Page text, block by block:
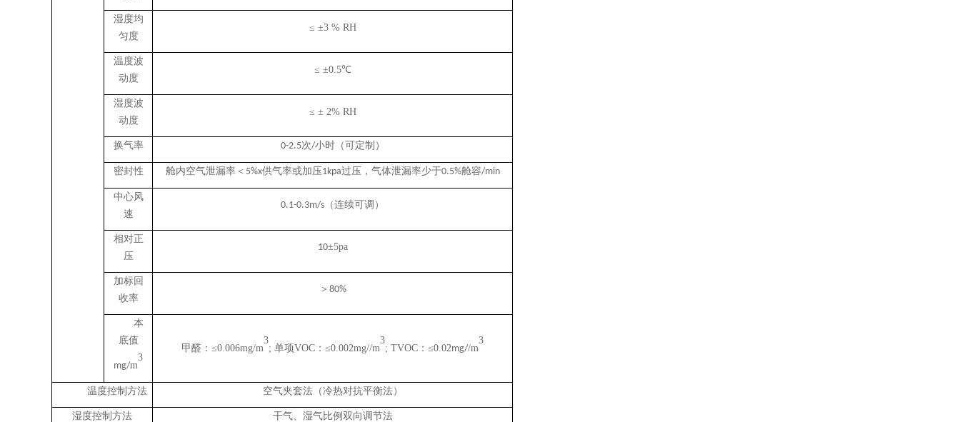
湿度均
匀度
≤ ±3% RH
温度波
动度
≤ ±0.5℃
湿度波
动度
≤ ± 2% RH
换气率 0-2.5次/小时（可定制）
密封性 舱内空气泄漏率＜ 5%x供气率或加压1kpa过压，气体泄漏率少于0.5%舱容/min
中心风
速
0.1-0.3m/s （连续可调）
相对正
压
10±5pa
加标回
收率
＞ 80%
本
底值
mg/m
3
甲醛： ≤0.006mg/m
3
; 单项VOC ： ≤0.002mg//m
3
; TVOC ： ≤0.02mg//m
3
温度控制方法 空气夹套法（冷热对抗平衡法）
湿度控制方法 干气、湿气比例双向调节法